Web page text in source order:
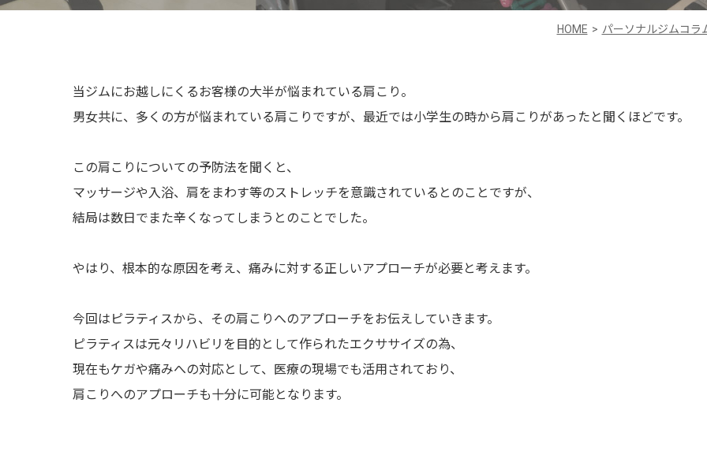
HOME パーソナルジムコラ
当ジムにお越しにくるお客様の大半が悩まれている肩こり。
男女共に、多くの方が悩まれている肩こりですが、最近では小学生の時から肩こりがあったと聞くほどです。
この肩こりについての予防法を聞くと、
マッサージや入浴、肩をまわす等のストレッチを意識されているとのことですが、
結局は数日でまた辛くなってしまうとのことでした。
やはり、根本的な原因を考え、痛みに対する正しいアプローチが必要と考えます。
今回はピラティスから、その肩こりへのアプローチをお伝えしていきます。
ピラティスは元々リハビリを目的として作られたエクササイズの為、
現在もケガや痛みへの対応として、医療の現場でも活用されており、
肩こりへのアプローチも十分に可能となります。